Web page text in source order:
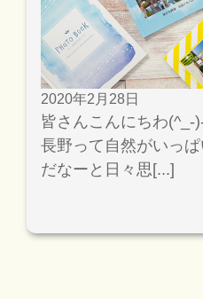
2020年2月28日
皆さんこんにちわ(^_-
長野って自然がいっ
だなーと日々思[...]